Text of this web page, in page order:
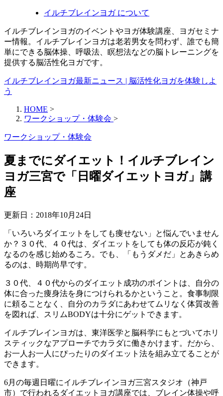
イルチブレインヨガ について
イルチブレインヨガのイベントやヨガ体験講座、ヨガセミナ
ー情報。イルチブレインヨガは老若男女を問わず、誰でも簡
単にできる脳体操、呼吸法、瞑想法などの脳トレーニングを
提供する脳活性化ヨガです。
イルチブレインヨガ最新ニュース | 脳活性化ヨガを体験しよ
う
HOME >
ワークショップ・体験会 >
ワークショップ・体験会
夏までにダイエット！イルチブレイン
ヨガ三宮で「日曜ダイエットヨガ」講
座
更新日： 2018年10月24日
「いろいろダイエットをしても痩せない」と悩んでいません
か？３０代、４０代は、ダイエットをしても体の反応が鈍く
なるのを感じ始めるころ。でも、「もうダメだ」とあきらめ
るのは、時期尚早です。
３０代、４０代からのダイエット成功のポイントは、自分の
体に合った痩身法を身につけられるかということ。食事制限
に頼ることなく、自分のカラダにあわせてムリなく体質改善
を図れば、スリムBODYは十分にゲットできます。
イルチブレインヨガは、東洋医学と脳科学にもとづいてホリ
スティックなアプローチでカラダに働きかけます。だから、
お一人お一人にぴったりのダイエット法を組み立てることが
できます。
6月の毎週日曜にイルチブレインヨガ三宮スタジオ（神戸
市）で行われるダイエットヨガ講座では、ブレイン体操や呼